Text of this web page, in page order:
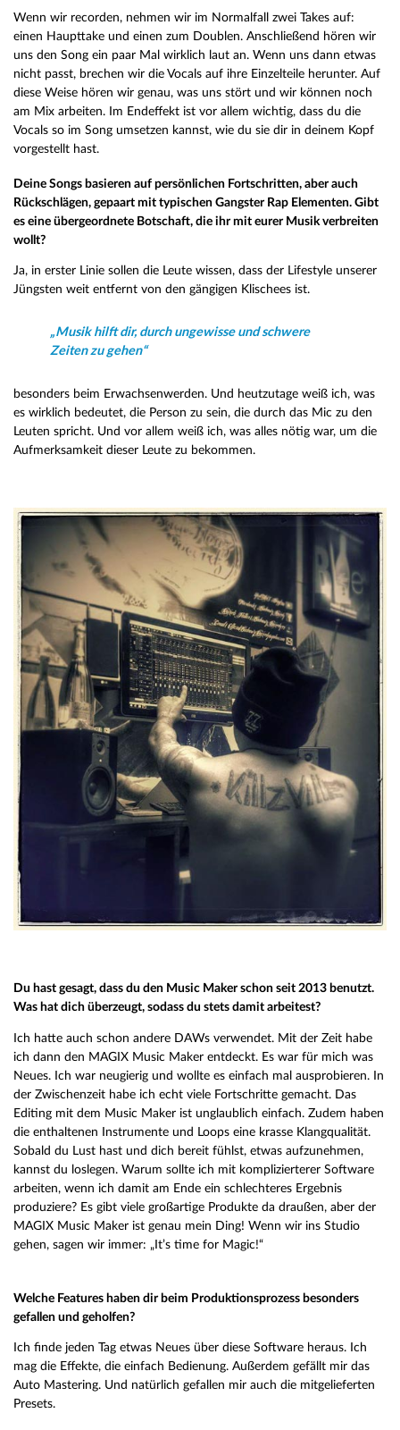
Wenn wir recorden, nehmen wir im Normalfall zwei Takes auf:
einen Haupttake und einen zum Doublen. Anschließend hören wir
uns den Song ein paar Mal wirklich laut an. Wenn uns dann etwas
nicht passt, brechen wir die Vocals auf ihre Einzelteile herunter. Auf
diese Weise hören wir genau, was uns stört und wir können noch
am Mix arbeiten. Im Endeffekt ist vor allem wichtig, dass du die
Vocals so im Song umsetzen kannst, wie du sie dir in deinem Kopf
vorgestellt hast.
Deine Songs basieren auf persönlichen Fortschritten, aber auch
Rückschlägen, gepaart mit typischen Gangster Rap Elementen. Gibt
es eine übergeordnete Botschaft, die ihr mit eurer Musik verbreiten
wollt?
Ja, in erster Linie sollen die Leute wissen, dass der Lifestyle unserer
Jüngsten weit entfernt von den gängigen Klischees ist.
„Musik hilft dir, durch ungewisse und schwere
Zeiten zu gehen“
besonders beim Erwachsenwerden. Und heutzutage weiß ich, was
es wirklich bedeutet, die Person zu sein, die durch das Mic zu den
Leuten spricht. Und vor allem weiß ich, was alles nötig war, um die
Aufmerksamkeit dieser Leute zu bekommen.
Du hast gesagt, dass du den Music Maker schon seit 2013 benutzt.
Was hat dich überzeugt, sodass du stets damit arbeitest?
Ich hatte auch schon andere DAWs verwendet. Mit der Zeit habe
ich dann den MAGIX Music Maker entdeckt. Es war für mich was
Neues. Ich war neugierig und wollte es einfach mal ausprobieren. In
der Zwischenzeit habe ich echt viele Fortschritte gemacht. Das
Editing mit dem Music Maker ist unglaublich einfach. Zudem haben
die enthaltenen Instrumente und Loops eine krasse Klangqualität.
Sobald du Lust hast und dich bereit fühlst, etwas aufzunehmen,
kannst du loslegen. Warum sollte ich mit komplizierterer Software
arbeiten, wenn ich damit am Ende ein schlechteres Ergebnis
produziere? Es gibt viele großartige Produkte da draußen, aber der
MAGIX Music Maker ist genau mein Ding! Wenn wir ins Studio
gehen, sagen wir immer: „It’s time for Magic!“
Welche Features haben dir beim Produktionsprozess besonders
gefallen und geholfen?
Ich finde jeden Tag etwas Neues über diese Software heraus. Ich
mag die Effekte, die einfach Bedienung. Außerdem gefällt mir das
Auto Mastering. Und natürlich gefallen mir auch die mitgelieferten
Presets.